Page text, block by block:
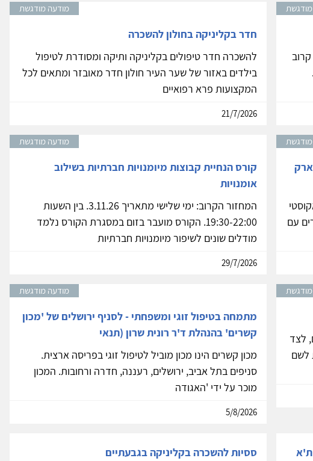
2 ברעננה. קרוב
מודעה מודגשת
חדר בקליניקה בחולון להשכרה
להשכרה חדר טיפולים בקליניקה ותיקה ומסודרת לטיפול
בילדים באזור של שער העיר חולון חדר מאובזר ומתאים לכל
המקצועות פרא רפואיים
21/7/2026
עם
מודעה מודגשת
קורס הנחיית קבוצות מיומנויות חברתיות בשילוב
אומנויות
המחזור הקרוב: ימי שלישי מתאריך 3.11.26. בין השעות
19:30-22:00. הקורס מועבר בזום במסגרת הקורס נלמד
מודלים שונים לשיפור מיומנויות חברתיות
29/7/2026
לצד
לשם
מודעה מודגשת
מתמחה בטיפול זוגי ומשפחתי - לסניף ירושלים של 'מכון
קשרים' בהנהלת ד'ר רונית שרון (תנאי
מכון קשרים הינו מכון מוביל לטיפול זוגי בפריסה ארצית.
סניפים בתל אביב, ירושלים, רעננה, חדרה ורחובות. המכון
מוכר על ידי 'האגודה
5/8/2026
ת'א
ססיות להשכרה בקליניקה בגבעתיים